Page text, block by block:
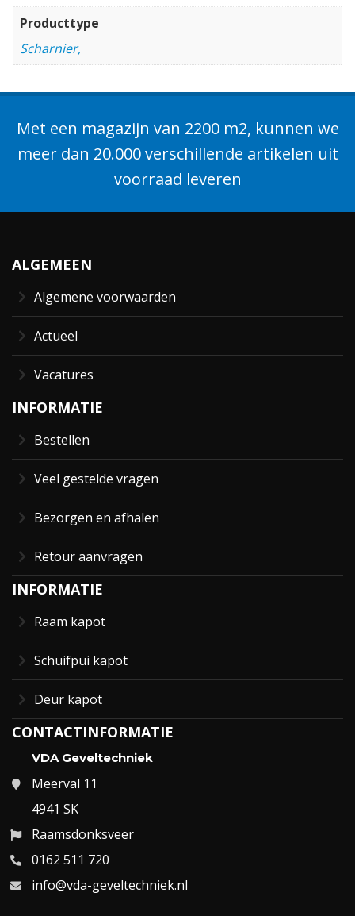
Producttype
Scharnier,
Met een magazijn van 2200 m2, kunnen we
meer dan 20.000 verschillende artikelen uit
voorraad leveren
ALGEMEEN
Algemene voorwaarden
Actueel
Vacatures
INFORMATIE
Bestellen
Veel gestelde vragen
Bezorgen en afhalen
Retour aanvragen
INFORMATIE
Raam kapot
Schuifpui kapot
Deur kapot
CONTACTINFORMATIE
VDA Geveltechniek
Meerval 11
4941 SK
Raamsdonksveer
0162 511 720
info@vda-geveltechniek.nl